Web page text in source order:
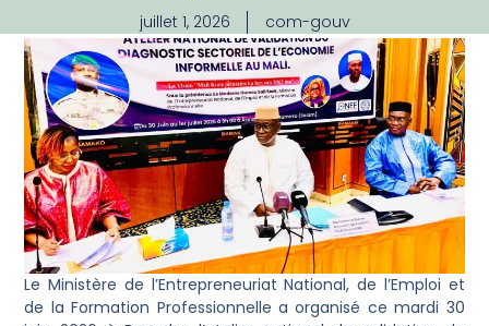
juillet 1, 2026 com-gouv
Le Ministère de l’Entrepreneuriat National, de l’Emploi et
de la Formation Professionnelle a organisé ce mardi 30